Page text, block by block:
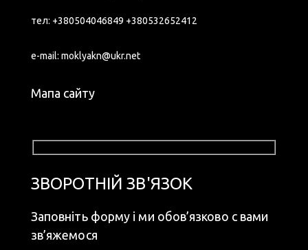
тел: +380504046849 +380532652412
e-mail: moklyakn@ukr.net
Мапа сайту
ЗВОРОТНІЙ ЗВ'ЯЗОК
Заповніть форму і ми обов’язково с вами
зв’яжемося